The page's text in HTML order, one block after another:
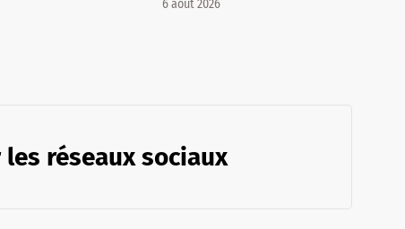
6 août 2026
les réseaux sociaux